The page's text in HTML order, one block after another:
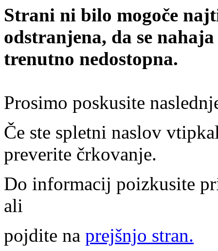
Strani ni bilo mogoče
odstranjena, da se
trenutno nedostopna.
Prosimo poskusite
Če ste spletni naslov
preverite črkovanje.
Do informacij poizkusite
ali
pojdite na prejšnjo stran.